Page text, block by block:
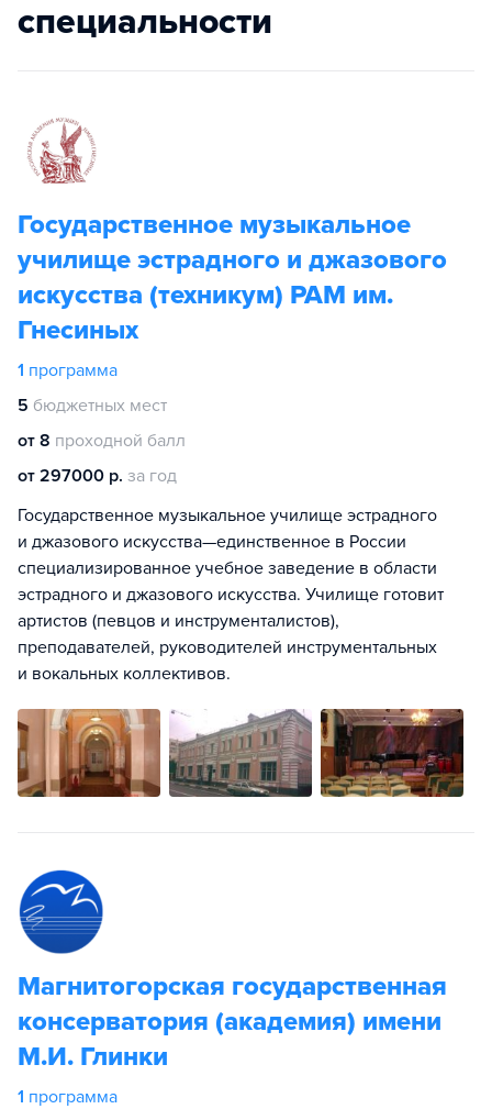
специальности
Государственное музыкальное
училище эстрадного и джазового
искусства (техникум) РАМ им.
Гнесиных
1 программа
5 бюджетных мест
от 8 проходной балл
от 297000 р. за год
Государственное музыкальное училище эстрадного
и джазового искусства—единственное в России
специализированное учебное заведение в области
эстрадного и джазового искусства. Училище готовит
артистов (певцов и инструменталистов),
преподавателей, руководителей инструментальных
и вокальных коллективов.
Магнитогорская государственная
консерватория (академия) имени
М.И. Глинки
1 программа